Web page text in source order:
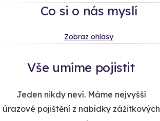
Co si o nás myslí
Zobraz ohlasy
Vše umíme pojistit
Jeden nikdy neví. Máme nejvyšší
úrazové pojištění z nabídky zážitkových